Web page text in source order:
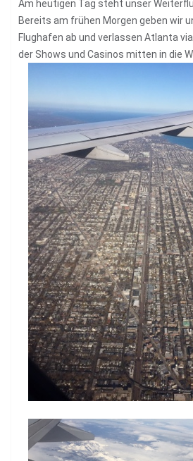
Am heutigen Tag steht unser
Bereits am frühen Morgen geben wir
Flughafen ab und verlassen Atlanta
der Shows und Casinos mitten in die